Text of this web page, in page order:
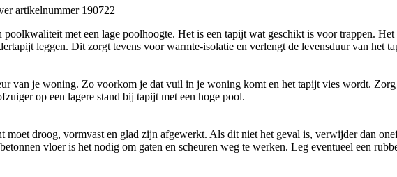
artikelnummer 190722
met een lage poolhoogte. Het is een tapijt wat geschikt is voor trappen.
leggen. Dit zorgt tevens voor warmte-isolatie en verlengt de levensduur van het
van je woning. Zo voorkom je dat vuil in je woning komt en het tapijt vies wordt.
op een lagere stand bij tapijt met een hoge pool.
moet droog, vormvast en glad zijn afgewerkt. Als dit niet het geval is, verwijder dan
vloer is het nodig om gaten en scheuren weg te werken. Leg eventueel een